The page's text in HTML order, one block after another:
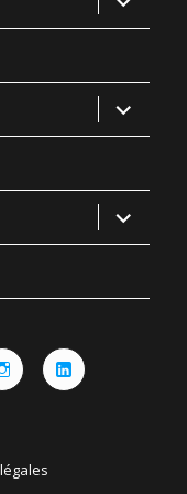
le
sous-
ouvrir
le
sous-
ouvrir
le
sous-